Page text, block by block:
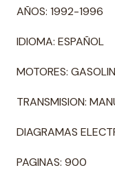
AÑOS: 1992-1996
IDIOMA: ESPAÑOL
MOTORES:
TRANSMISION:
DIAGRAMAS
PAGINAS: 900